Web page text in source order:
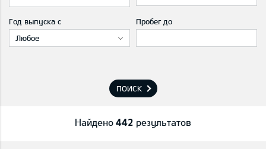
Год выпуска с
Любое
Пробег до
ПОИСК
Найдено 442 результатов